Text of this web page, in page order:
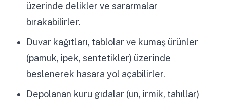
üzerinde delikler ve sararmalar
bırakabilirler.
Duvar kağıtları, tablolar ve kumaş ürünler
(pamuk, ipek, sentetikler) üzerinde
beslenerek hasara yol açabilirler.
Depolanan kuru gıdalar (un, irmik, tahıllar)